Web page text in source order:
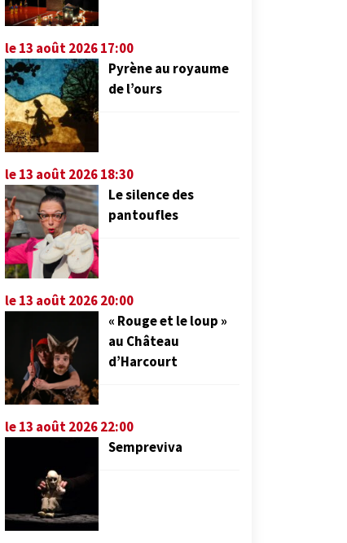
le 13 août 2026 17:00
Pyrène au royaume
de l’ours
le 13 août 2026 18:30
Le silence des
pantoufles
le 13 août 2026 20:00
« Rouge et le loup »
au Château
d’Harcourt
le 13 août 2026 22:00
Sempreviva